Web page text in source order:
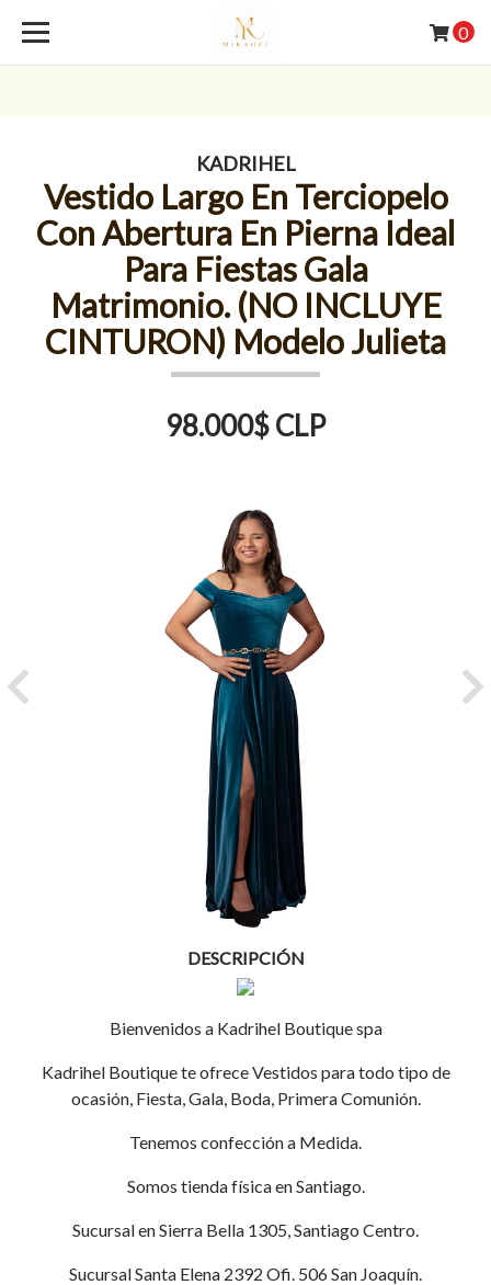
0
KADRIHEL
Vestido Largo En Terciopelo
Con Abertura En Pierna Ideal
Para Fiestas Gala
Matrimonio. (NO INCLUYE
CINTURON) Modelo Julieta
98.000$ CLP
Previous
DESCRIPCIÓN
Bienvenidos a Kadrihel Boutique spa
Kadrihel Boutique te ofrece Vestidos para todo tipo de
ocasión, Fiesta, Gala, Boda, Primera Comunión.
Tenemos confección a Medida.
Somos tienda física en Santiago.
Sucursal en Sierra Bella 1305, Santiago Centro.
Sucursal Santa Elena 2392 Ofi. 506 San Joaquín.